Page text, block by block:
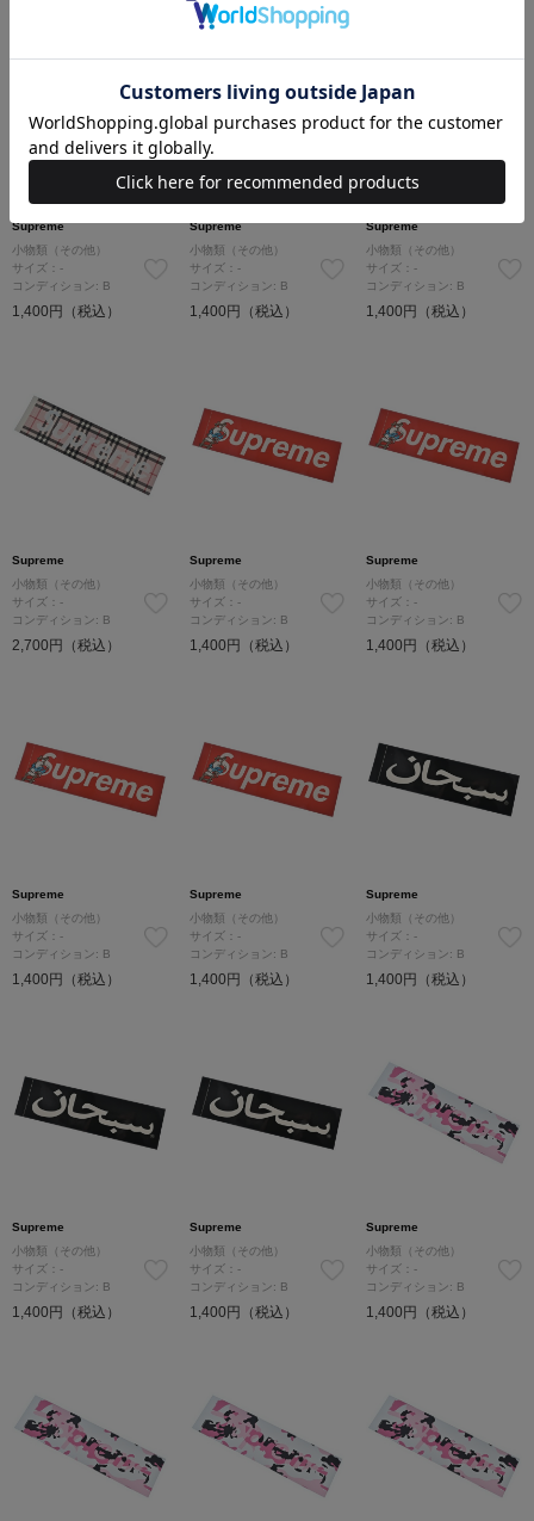
Supreme
小物類（その他）
サイズ：-
コンディション: B
1,400円（税込）
Supreme
小物類（その他）
サイズ：-
コンディション: B
1,400円（税込）
Supreme
小物類（その他）
サイズ：-
コンディション: B
1,400円（税込）
Supreme
小物類（その他）
サイズ：-
コンディション: B
2,700円（税込）
Supreme
小物類（その他）
サイズ：-
コンディション: B
1,400円（税込）
Supreme
小物類（その他）
サイズ：-
コンディション: B
1,400円（税込）
Supreme
小物類（その他）
サイズ：-
コンディション: B
1,400円（税込）
Supreme
小物類（その他）
サイズ：-
コンディション: B
1,400円（税込）
Supreme
小物類（その他）
サイズ：-
コンディション: B
1,400円（税込）
Supreme
小物類（その他）
サイズ：-
コンディション: B
1,400円（税込）
Supreme
小物類（その他）
サイズ：-
コンディション: B
1,400円（税込）
Supreme
小物類（その他）
サイズ：-
コンディション: B
1,400円（税込）